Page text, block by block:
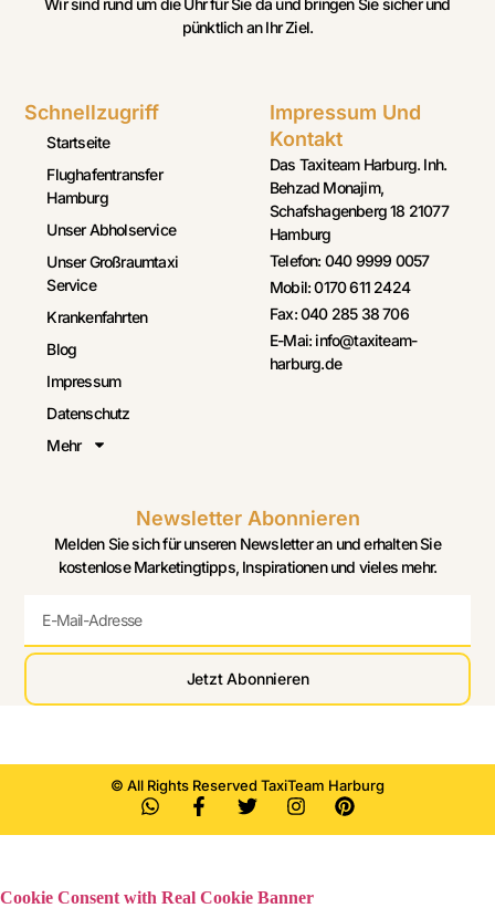
Wir sind rund um die Uhr für Sie da und bringen Sie sicher und
pünktlich an Ihr Ziel.
Schnellzugriff
Startseite
Flughafentransfer
Hamburg
Unser Abholservice
Unser Großraumtaxi
Service
Krankenfahrten
Blog
Impressum
Datenschutz
Mehr
Impressum Und
Kontakt
Das Taxiteam Harburg. Inh.
Behzad Monajim,
Schafshagenberg 18 21077
Hamburg
Telefon: 040 9999 0057
Mobil: 0170 611 2424
Fax: 040 285 38 706
E-Mai: info@taxiteam-
harburg.de
Newsletter Abonnieren
Melden Sie sich für unseren Newsletter an und erhalten Sie
kostenlose Marketingtipps, Inspirationen und vieles mehr.
Jetzt Abonnieren
© All Rights Reserved TaxiTeam Harburg
Cookie Consent with Real Cookie Banner